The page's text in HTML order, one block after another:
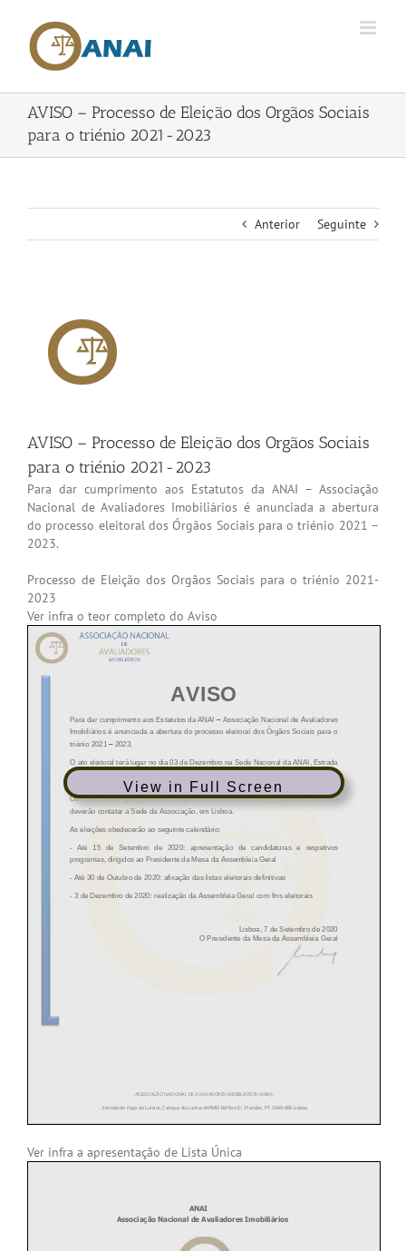
content
AVISO – Processo de Eleição dos Orgãos Sociais
para o triénio 2021-2023
Anterior Seguinte
Image
AVISO – Processo de Eleição dos Orgãos Sociais
para o triénio 2021-2023
Para dar cumprimento aos Estatutos da ANAI – Associação
Nacional de Avaliadores Imobiliários é anunciada a abertura
do processo eleitoral dos Órgãos Sociais para o triénio 2021 –
2023.
Processo de Eleição dos Orgãos Sociais para o triénio 2021-
2023
Ver infra o teor completo do Aviso
View in Full Screen
Ver infra a apresentação de Lista Única